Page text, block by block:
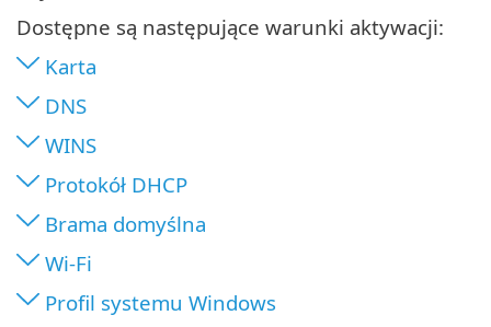
Dostępne są następujące warunki aktywacji:
Karta
DNS
WINS
Protokół DHCP
Brama domyślna
Wi-Fi
Profil systemu Windows